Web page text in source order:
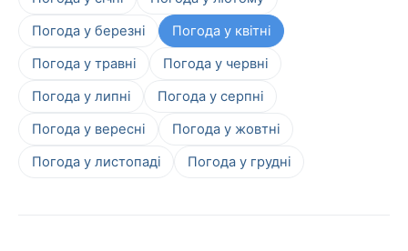
Погода у березні
Погода у квітні
Погода у травні
Погода у червні
Погода у липні
Погода у серпні
Погода у вересні
Погода у жовтні
Погода у листопаді
Погода у грудні